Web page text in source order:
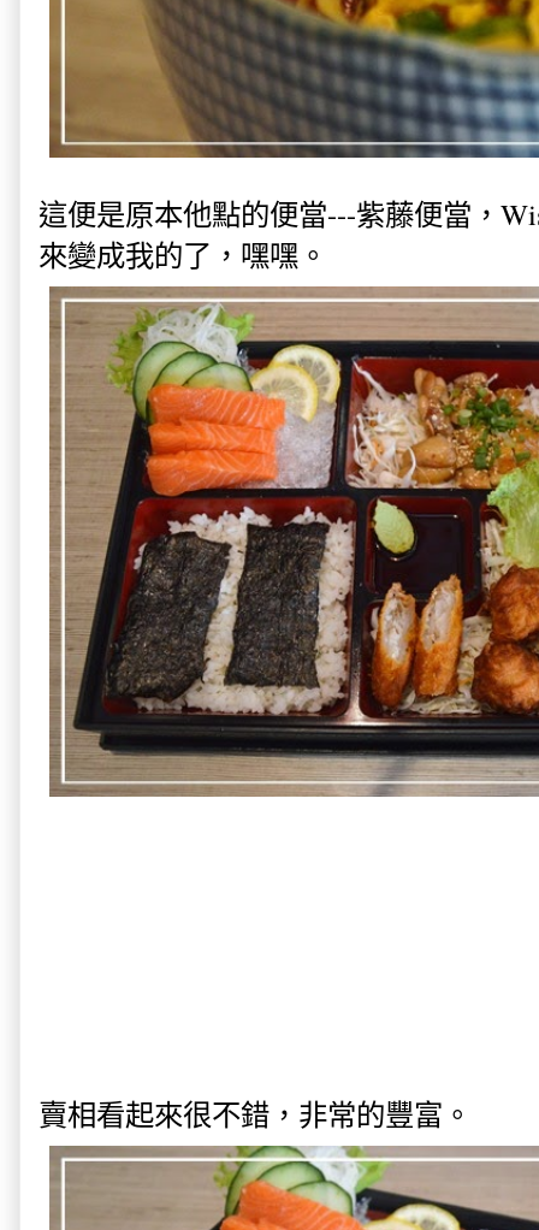
這便是原本他點的便當---紫藤便當，
來變成我的了，嘿嘿。
賣相看起來很不錯，非常的豐富。